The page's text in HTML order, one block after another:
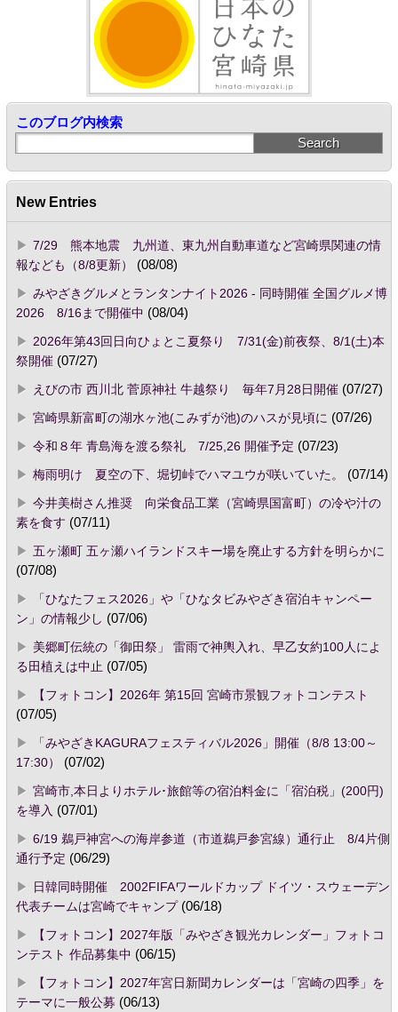
このブログ内検索
New Entries
7/29 熊本地震 九州道、東九州自動車道など宮崎県関連の情
報なども（8/8更新）
(08/08)
みやざきグルメとランタンナイト2026 - 同時開催 全国グルメ博
2026 8/16まで開催中 (08/04)
2026年第43回日向ひょとこ夏祭り 7/31(金)前夜祭、8/1(土)本
祭開催(07/27)
えびの市 西川北 菅原神社 牛越祭り 毎年7月28日開催(07/27)
宮崎県新富町の湖水ヶ池(こみずが池)のハスが見頃に (07/26)
令和８年 青島海を渡る祭礼 7/25,26 開催予定 (07/23)
梅雨明け 夏空の下、堀切峠でハマユウが咲いていた。
(07/14)
今井美樹さん推奨 向栄食品工業（宮崎県国富町）の冷や汁の
素を食す (07/11)
五ヶ瀬町 五ヶ瀬ハイランドスキー場を廃止する方針を明らかに
(07/08)
「ひなたフェス2026」や「ひなタビみやざき宿泊キャンペー
ン」の情報少し (07/06)
美郷町伝統の「御田祭」 雷雨で神輿入れ、早乙女約100人によ
る田植えは中止 (07/05)
【フォトコン】2026年 第15回 宮崎市景観フォトコンテスト
(07/05)
「みやざきKAGURAフェスティバル2026」開催（8/8 13:00～
17:30）
(07/02)
宮崎市,本日よりホテル･旅館等の宿泊料金に「宿泊税」(200円)
を導入 (07/01)
6/19 鵜戸神宮への海岸参道（市道鵜戸参宮線）通行止 8/4片側
通行予定 (06/29)
日韓同時開催 2002FIFAワールドカップ ドイツ・スウェーデン
代表チームは宮崎でキャンプ(06/18)
【フォトコン】2027年版「みやざき観光カレンダー」フォトコ
ンテスト 作品募集中 (06/15)
【フォトコン】2027年宮日新聞カレンダーは「宮崎の四季」を
テーマに一般公募 (06/13)